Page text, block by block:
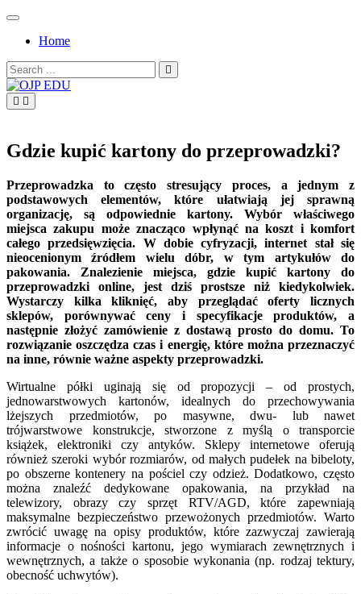
Skip
contentHome
Search
for:
Gdzie kupić kartony do przeprowadzki?
Przeprowadzka to często stresujący proces, a jednym z
podstawowych elementów, które ułatwiają jej sprawną
organizację, są odpowiednie kartony. Wybór właściwego
miejsca zakupu może znacząco wpłynąć na koszt i komfort
całego przedsięwzięcia. W dobie cyfryzacji, internet stał się
nieocenionym źródłem wielu dóbr, w tym artykułów do
pakowania. Znalezienie miejsca, gdzie kupić kartony do
przeprowadzki online, jest dziś prostsze niż kiedykolwiek.
Wystarczy kilka kliknięć, aby przeglądać oferty licznych
sklepów, porównywać ceny i specyfikacje produktów, a
następnie złożyć zamówienie z dostawą prosto do domu. To
rozwiązanie oszczędza czas i energię, które można przeznaczyć
na inne, równie ważne aspekty przeprowadzki.
Wirtualne półki uginają się od propozycji – od prostych,
jednowarstwowych kartonów, idealnych do przechowywania
lżejszych przedmiotów, po masywne, dwu- lub nawet
trójwarstwowe konstrukcje, stworzone z myślą o transporcie
książek, elektroniki czy antyków. Sklepy internetowe oferują
również szeroki wybór rozmiarów, od małych pudełek na bibeloty,
po obszerne kontenery na pościel czy odzież. Dodatkowo, często
można znaleźć dedykowane opakowania, na przykład na
telewizory, obrazy czy sprzęt RTV/AGD, które zapewniają
maksymalne bezpieczeństwo przewożonych przedmiotów. Warto
zwrócić uwagę na opisy produktów, które zazwyczaj zawierają
informacje o nośności kartonu, jego wymiarach zewnętrznych i
wewnętrznych, a także o sposobie wykonania (np. rodzaj tektury,
obecność uchwytów).